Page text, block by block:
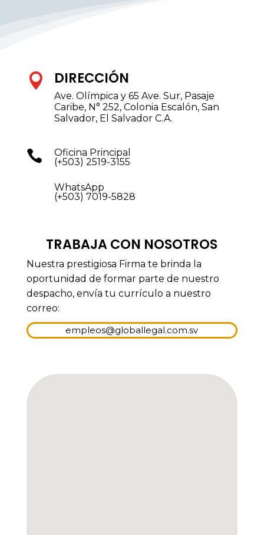
 DIRECCIÓN
Ave. Olímpica y 65 Ave. Sur, Pasaje
Caribe, N° 252, Colonia Escalón, San
Salvador, El Salvador C.A.

Oficina Principal
(+503) 2519-3155
WhatsApp
(+503) 7019-5828
TRABAJA CON NOSOTROS
Nuestra prestigiosa Firma te brinda la
oportunidad de formar parte de nuestro
despacho, envía tu currículo a nuestro
correo:
empleos@globallegal.com.sv